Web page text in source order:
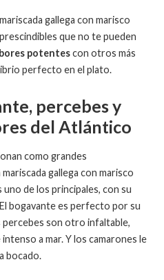
gallega con marisco
que no te pueden
potentescon otros más
perfecto en el plato.
percebes y
del Atlántico
como grandes
gallega con marisco
uno de los principales, con su
bogavante es perfecto por su
son otro infaltable,
a mar. Y los camarones le
bocado.